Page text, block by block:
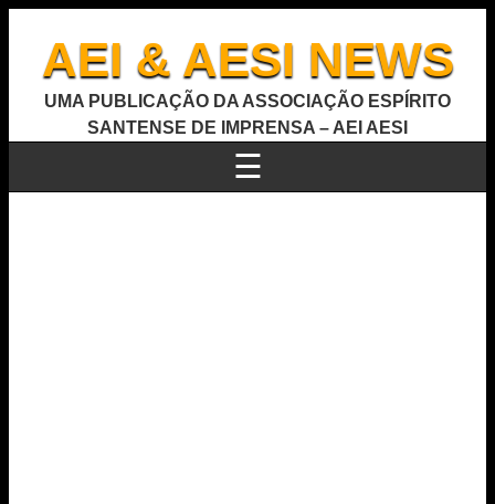
AEI & AESI NEWS
UMA PUBLICAÇÃO DA ASSOCIAÇÃO ESPÍRITO
SANTENSE DE IMPRENSA – AEI AESI
☰